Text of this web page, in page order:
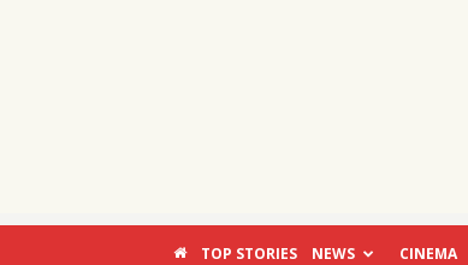
TOP STORIES NEWS CINEMA